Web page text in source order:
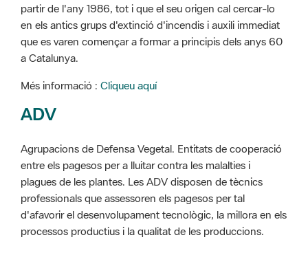
partir de l'any 1986, tot i que el seu origen cal cercar-lo
en els antics grups d'extinció d'incendis i auxili immediat
que es varen començar a formar a principis dels anys 60
a Catalunya.
Més informació : Cliqueu aquí
ADV
Agrupacions de Defensa Vegetal. Entitats de cooperació
entre els pagesos per a lluitar contra les malalties i
plagues de les plantes. Les ADV disposen de tècnics
professionals que assessoren els pagesos per tal
d'afavorir el desenvolupament tecnològic, la millora en els
processos productius i la qualitat de les produccions.